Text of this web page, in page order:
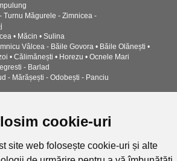
cookie-uri
site web folosește cookie-uri și alte
Turnu Măgurele - Zimnicea -
• Măcin • Sulina
Vâlcea - Băile Govora • Băile Olănești •
• Călimănești • Horezu • Ocnele Mari
- Barlad
- Mărășești - Odobești - Panciu
ventilatie si climatizare CALOR